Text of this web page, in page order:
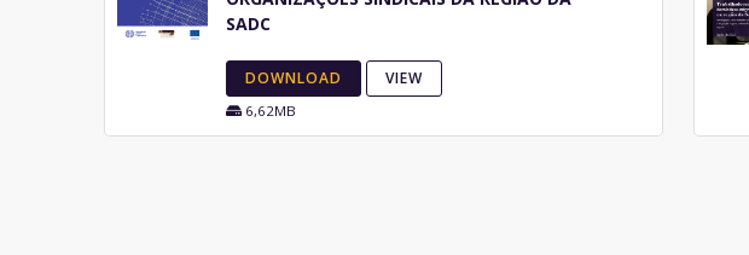
SADC
DOWNLOAD VIEW
6,62MB